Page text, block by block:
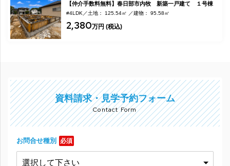
【仲介手数料無料】春日部市内牧 新築一戸建て １号棟
#4LDK 土地： 125.54㎡ 建物： 95.58㎡
2,380万円 (税込)
資料請求・見学予約フォーム
Contact Form
お問合せ種別 必須